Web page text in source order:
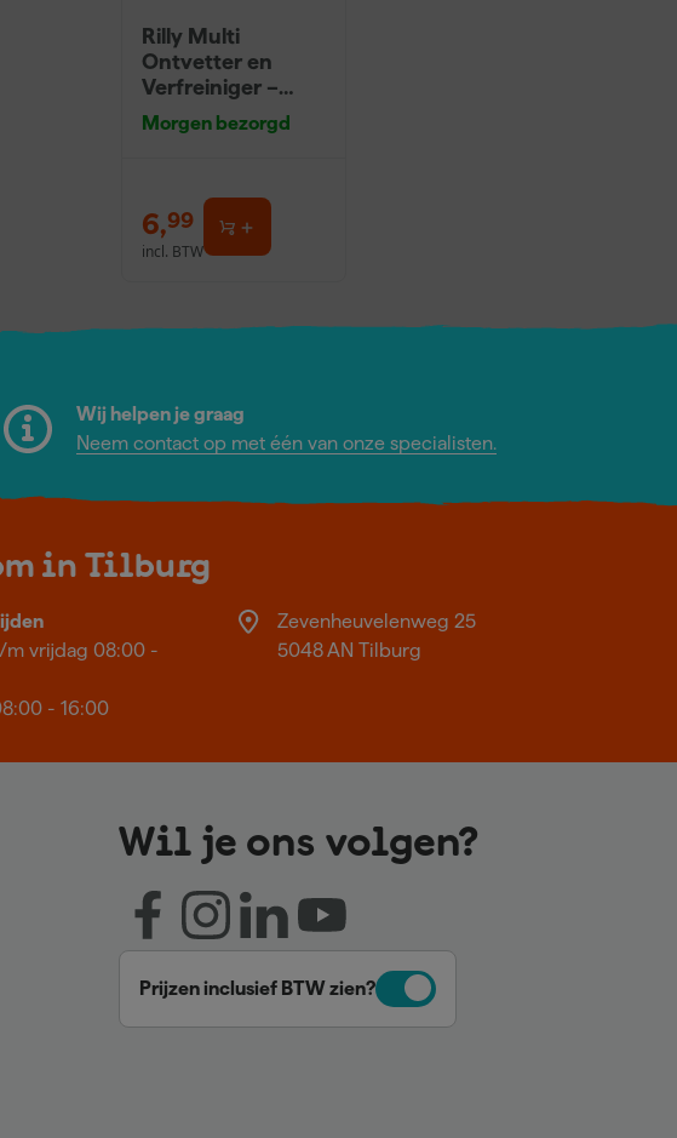
Rilly Multi
Ontvetter en
Verfreiniger –
0,5L
Morgen bezorgd
6,99
incl. BTW
Wij helpen je graag
Neem contact op met één van onze specialisten.
in Tilburg
m vrijdag 08:00 -
- 16:00
Zevenheuvelenweg 25
5048 AN Tilburg
Wil je ons volgen?
Prijzen inclusief BTW zien?